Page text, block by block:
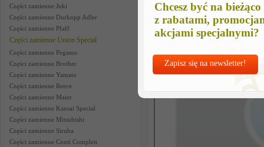
Chcesz być na bieżąco
z rabatami,
akcjami specjalnymi?
Zapisz się na newsletter!
Części zamienne Juki
Części zamienne Durkopp Adler
Części zamienne Pfaff
Części zamienne Union Special
Części zamienne Pegasus
Części zamienne Brother
Części zamienne Yamato
Części zamienne Reece
Części zamienne Maier
Części zamienne Kansai Special
Części zamienne Mitsubishi
Części zamienne Siruba
Części zamienne Conti Complett